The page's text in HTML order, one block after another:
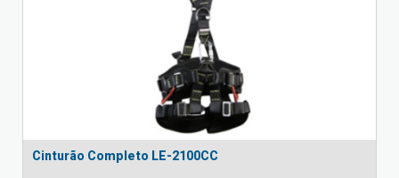
Cinturão Completo LE-2100CC